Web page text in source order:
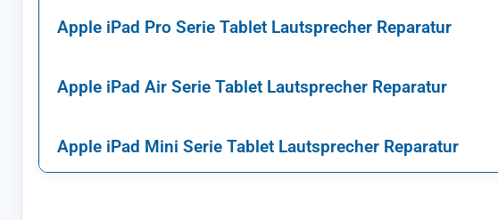
Apple iPad Pro Serie Tablet Lautsprecher Reparatur
Apple iPad Air Serie Tablet Lautsprecher Reparatur
Apple iPad Mini Serie Tablet Lautsprecher Reparatur